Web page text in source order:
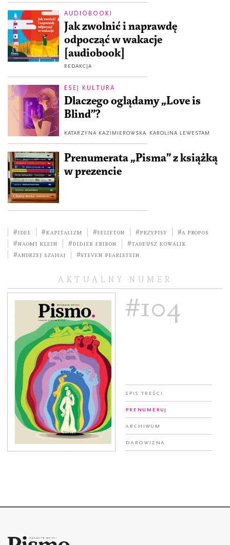
AUDIOBOOKI
Jak zwolnić i naprawdę
odpocząć w wakacje
[audiobook]
REDAKCJA
ESEJ KULTURA
Dlaczego oglądamy „Love is
Blind”?
KATARZYNA KAZIMIEROWSKA KAROLINA LEWESTAM
Prenumerata „Pisma” z książką
w prezencie
#idee #kapitalizm #felieton #przypisy
#a propos
#Naomi Klein
#Didier Eribon
#Tadeusz Kowalik
#Andrzej Szahaj
#Steven Pearlstein
AKTUALNY NUMER
#104
Spis treści
Prenumeruj
Archiwum
Darowizna